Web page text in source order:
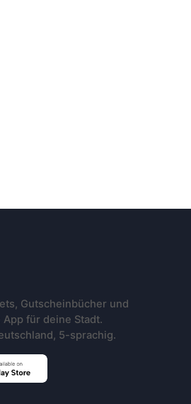
Gutscheinbücher und
für deine Stadt.
5-sprachig.